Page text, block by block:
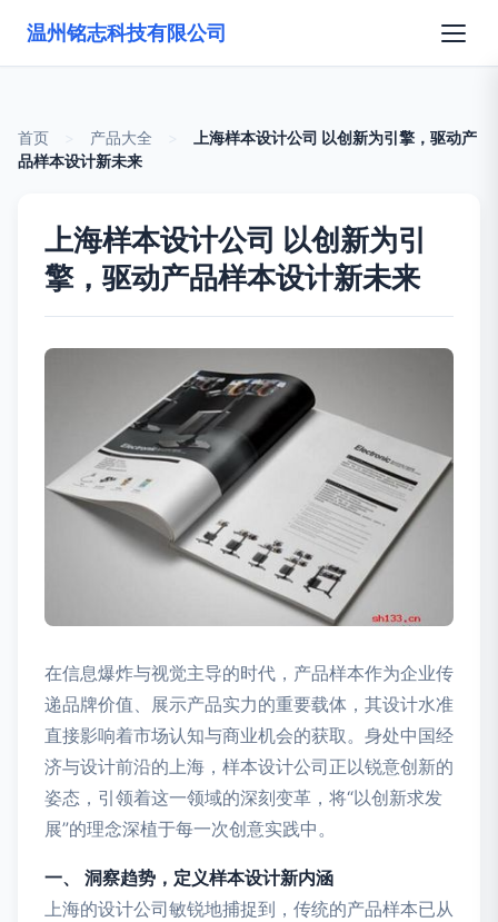
温州铭志科技有限公司
首页 产品大全
上海样本设计公司 以创新为引擎，驱动产
品样本设计新未来
上海样本设计公司 以创新为引
擎，驱动产品样本设计新未来
在信息爆炸与视觉主导的时代，产品样本作为企业传
递品牌价值、展示产品实力的重要载体，其设计水准
直接影响着市场认知与商业机会的获取。身处中国经
济与设计前沿的上海，样本设计公司正以锐意创新的
姿态，引领着这一领域的深刻变革，将“以创新求发
展”的理念深植于每一次创意实践中。
一、 洞察趋势，定义样本设计新内涵
上海的设计公司敏锐地捕捉到，传统的产品样本已从